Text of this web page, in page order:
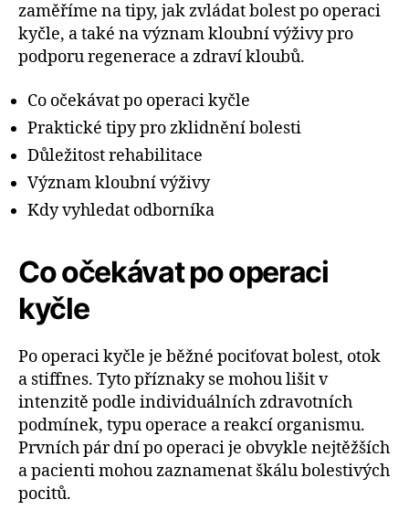
zaměříme na tipy, jak zvládat bolest po operaci
kyčle, a také na význam kloubní výživy pro
podporu regenerace a zdraví kloubů.
Co očekávat po operaci kyčle
Praktické tipy pro zklidnění bolesti
Důležitost rehabilitace
Význam kloubní výživy
Kdy vyhledat odborníka
Co očekávat po operaci
kyčle
Po operaci kyčle je běžné pociťovat bolest, otok
a stiffnes. Tyto příznaky se mohou lišit v
intenzitě podle individuálních zdravotních
podmínek, typu operace a reakcí organismu.
Prvních pár dní po operaci je obvykle nejtěžších
a pacienti mohou zaznamenat škálu bolestivých
pocitů.